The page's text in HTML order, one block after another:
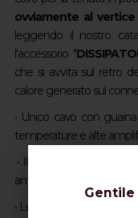
ovviamente al
leggendo il nostro
l'accessorio "
che si avvita sul retro
calore generato sul
• Unico cavo con
temperature e alte
• Il più flessibile cavo da
antenne con rotore.
• Le migliori attenuazioni
Gentile